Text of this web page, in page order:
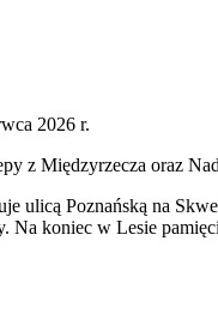
2026 r.
z Międzyrzecza oraz
Poznańską na
koniec w Lesie